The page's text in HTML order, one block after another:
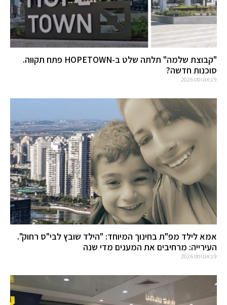
"קבוצת שלמה" תלתה שלט ב-HOPETOWN פתח תקווה.
סוכנות חדשה?
9 באוגוסט 2026
אמא לילד מפ"ת בחינוך המיוחד: "הילד שובץ לבי"ס רחוק".
העירייה: מרחיבים את המענים מדי שנה
9 באוגוסט 2026